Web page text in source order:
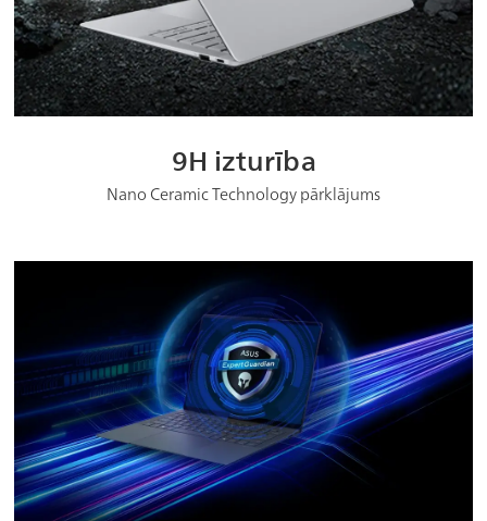
9H izturība
Nano Ceramic Technology pārklājums